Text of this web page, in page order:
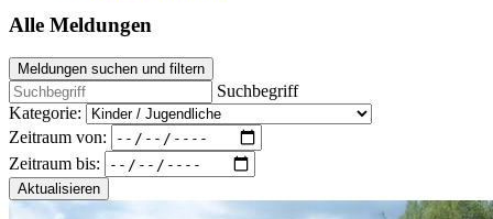
Alle Meldungen
Meldungen suchen und filtern
Suchbegriff
Kategorie:
Zeitraum von:
Zeitraum bis:
Aktualisieren